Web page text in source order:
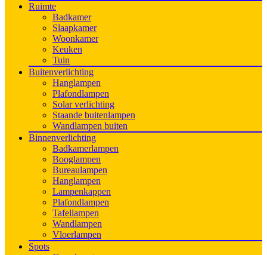
Ruimte
Badkamer
Slaapkamer
Woonkamer
Keuken
Tuin
Buitenverlichting
Hanglampen
Plafondlampen
Solar verlichting
Staande buitenlampen
Wandlampen buiten
Binnenverlichting
Badkamerlampen
Booglampen
Bureaulampen
Hanglampen
Lampenkappen
Plafondlampen
Tafellampen
Wandlampen
Vloerlampen
Spots